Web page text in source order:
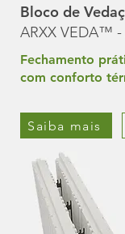
Bloco de
ARXX VEDA™ -
Fechamento
com conforto
Saiba mais